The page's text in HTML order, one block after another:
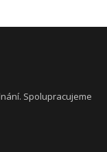
Spolupracujeme